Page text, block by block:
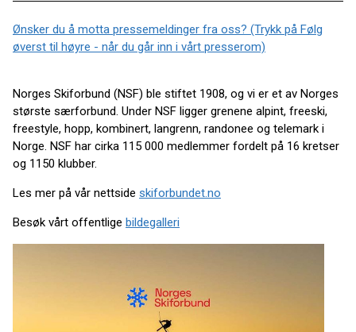
Ønsker du å motta pressemeldinger fra oss? (Trykk på Følg
øverst til høyre - når du går inn i vårt presserom)
Norges Skiforbund (NSF) ble stiftet 1908, og vi er et av Norges
største særforbund. Under NSF ligger grenene alpint, freeski,
freestyle, hopp, kombinert, langrenn, randonee og telemark i
Norge. NSF har cirka 115 000 medlemmer fordelt på 16 kretser
og 1150 klubber.
Les mer på vår nettside skiforbundet.no
Besøk vårt offentlige bildegalleri